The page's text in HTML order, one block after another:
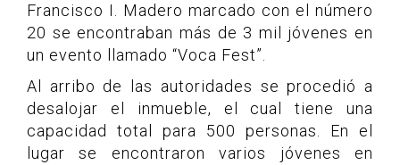
Francisco I. Madero marcado con el número
20 se encontraban más de 3 mil jóvenes en
un evento llamado “Voca Fest”.
Al arribo de las autoridades se procedió a
desalojar el inmueble, el cual tiene una
capacidad total para 500 personas. En el
lugar se encontraron varios jóvenes en